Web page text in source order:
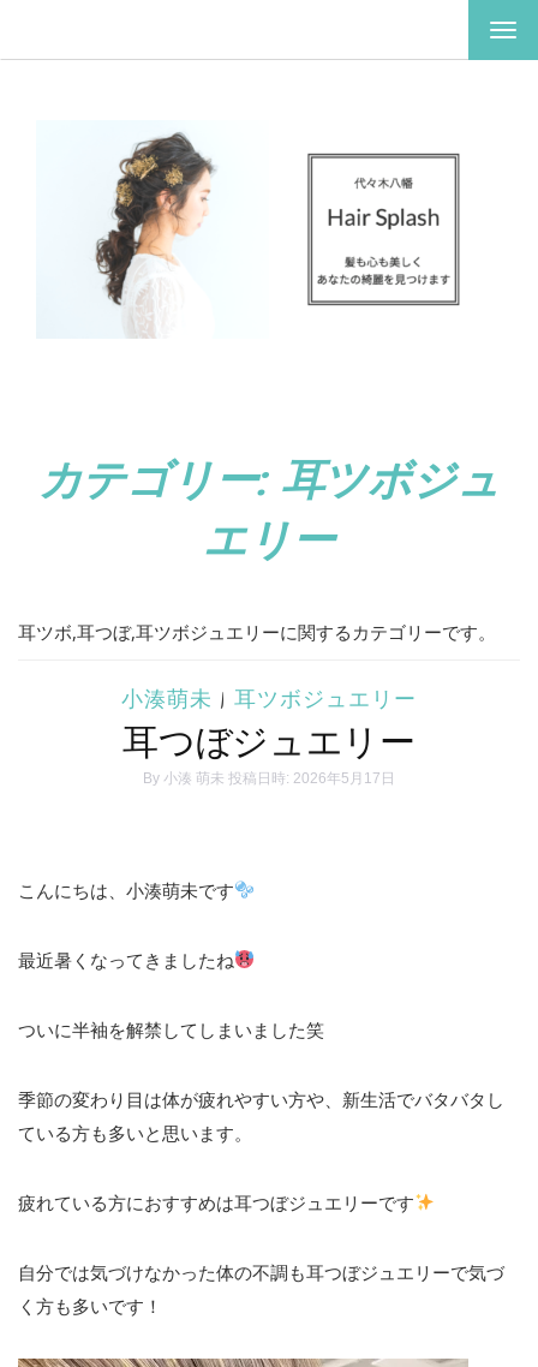
ナ
ゲ
カテゴリー: 耳ツボジュ
エリー
耳ツボ,耳つぼ,耳ツボジュエリーに関するカテゴリーです。
小湊萌未 | 耳ツボジュエリー
耳つぼジュエリー
By 小湊 萌未 投稿日時: 2026年5月17日
こんにちは、小湊萌未です
最近暑くなってきましたね
ついに半袖を解禁してしまいました笑
季節の変わり目は体が疲れやすい方や、新生活でバタバタし
ている方も多いと思います。
疲れている方におすすめは耳つぼジュエリーです
自分では気づけなかった体の不調も耳つぼジュエリーで気づ
く方も多いです！